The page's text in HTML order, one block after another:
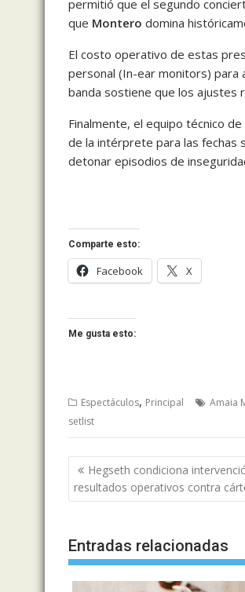
permitió que el segundo
que Montero domina
El costo operativo de estas
personal (In-ear monitors) para
banda sostiene que los ajustes
Finalmente, el equipo técnico de
de la intérprete para las fechas
detonar episodios de
Comparte esto:
Facebook X
Me gusta esto:
Espectáculos, Principal Amaia
setlist
Navegación
de
entradas
Hegseth condiciona
resultados operativos contra
Entradas relacionadas